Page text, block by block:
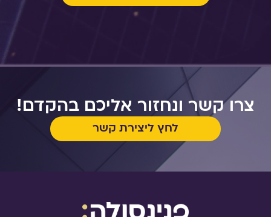
צרו קשר ונחזור אליכם בהקדם!
לחץ ליצירת קשר